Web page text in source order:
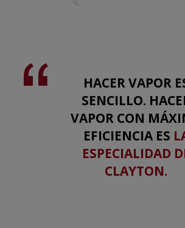
HACER VAPOR
SENCILLO.
VAPOR CON
EFICIENCIA ES
ESPECIALIDAD
CLAYTON.